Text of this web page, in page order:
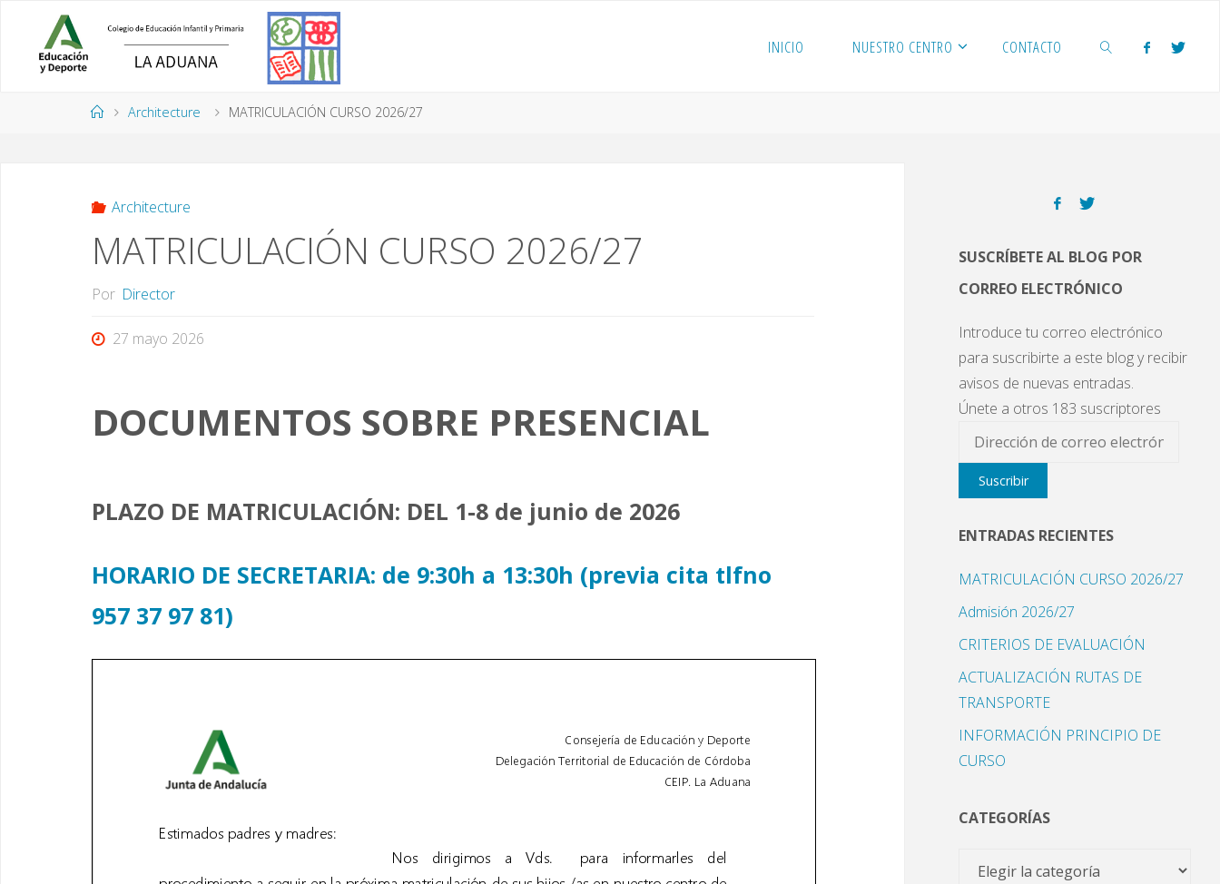
contenido
INICIO NUESTRO CENTRO CONTACTO
PáginaArchitecture MATRICULACIÓN CURSO 2026/27
Architecture
MATRICULACIÓN CURSO 2026/27
Por Director
27 mayo 2026
DOCUMENTOS SOBRE PRESENCIAL
PLAZO DE MATRICULACIÓN: DEL 1-8 de junio de 2026
HORARIO DE SECRETARIA: de 9:30h a 13:30h (previa cita tlfno
957 37 97 81)
SUSCRÍBETE AL BLOG POR
CORREO ELECTRÓNICO
Introduce tu correo electrónico
para suscribirte a este blog y recibir
avisos de nuevas entradas.
Únete a otros 183 suscriptores
Dirección
de
correo
Suscribir
ENTRADAS RECIENTES
MATRICULACIÓN CURSO 2026/27
Admisión 2026/27
CRITERIOS DE EVALUACIÓN
ACTUALIZACIÓN RUTAS DE
TRANSPORTE
INFORMACIÓN PRINCIPIO DE
CURSO
CATEGORÍAS
Categorías